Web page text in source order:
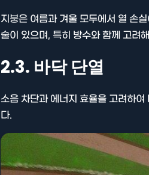
지붕은 여름과 겨울 모두에서 열 손
술이 있으며, 특히 방수와 함께 고려
2.3. 바닥 단열
소음 차단과 에너지 효율을 고려하
다.